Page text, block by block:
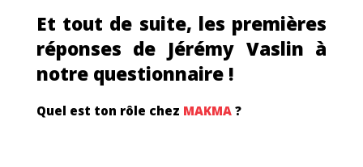
Et tout de suite, les premières
réponses de Jérémy Vaslin à
notre questionnaire !
Quel est ton rôle chez MAKMA?